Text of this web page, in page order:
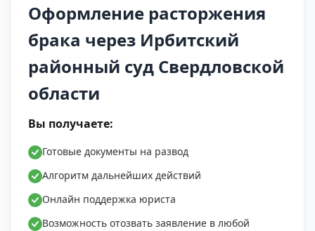
Оформление расторжения
брака через Ирбитский
районный суд Свердловской
области
Вы получаете:
Готовые документы на развод
Алгоритм дальнейших действий
Онлайн поддержка юриста
Возможность отозвать заявление в любой